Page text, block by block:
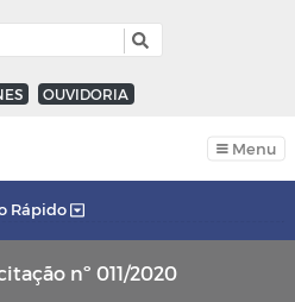
OUVIDORIA
Menu
Rápido
nº 011/2020